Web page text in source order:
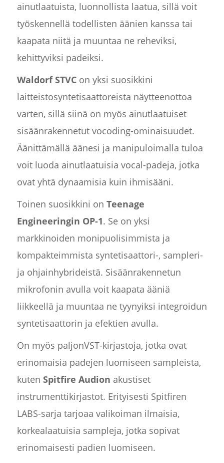
ainutlaatuista, luonnollista laatua, sillä voit
työskennellä todellisten äänien kanssa tai
kaapata niitä ja muuntaa ne reheviksi,
kehittyviksi padeiksi.
Waldorf STVCon yksi suosikkini
laitteistosyntetisaattoreista näytteenottoa
varten, sillä siinä on myös ainutlaatuiset
sisäänrakennetut vocoding-ominaisuudet.
Äänittämällä äänesi ja manipuloimalla tuloa
voit luoda ainutlaatuisia vocal-padeja, jotka
ovat yhtä dynaamisia kuin ihmisääni.
Toinen suosikkini on Teenage
Engineeringin OP-1. Se on yksi
markkinoiden monipuolisimmista ja
kompakteimmista syntetisaattori-, sampleri-
ja ohjainhybrideistä. Sisäänrakennetun
mikrofonin avulla voit kaapata ääniä
liikkeellä ja muuntaa ne tyynyiksi integroidun
syntetisaattorin ja efektien avulla.
On myös paljonVST-kirjastoja, jotka ovat
erinomaisia padejen luomiseen sampleista,
kuten Spitfire Audion akustiset
instrumenttikirjastot. Erityisesti Spitfiren
LABS-sarja tarjoaa valikoiman ilmaisia,
korkealaatuisia sampleja, jotka sopivat
erinomaisesti padien luomiseen.